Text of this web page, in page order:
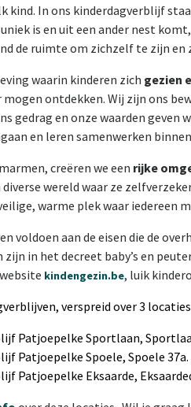
kind. In ons kinderdagverblijf
is en uit een ander nest
de ruimte om zichzelf te zijn en
waarin kinderen zich gezien
ontdekken. Wij zijn ons
gedrag en onze waarden geven
en leren samenwerken
creëren we een rijke
wereld waar ze
warme plek waar iedereen
voldoen aan de eisen die de
in het decreet baby’s en
kindengezin.be, luik
verspreid over 3
Patjoepelke Sportlaan,
Patjoepelke Spoele, Spoele 37a.
Patjoepelke Eksaarde,